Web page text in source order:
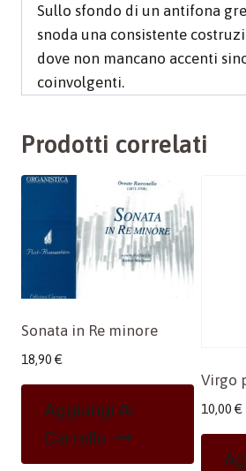
Sullo sfondo di un antifona
snoda una consistente
dove non mancano accenti
coinvolgenti.
Prodotti correlati
Sonata in Re minore
18,90 €
Aggiungi Al
Carrello
Virgo
10,00 €